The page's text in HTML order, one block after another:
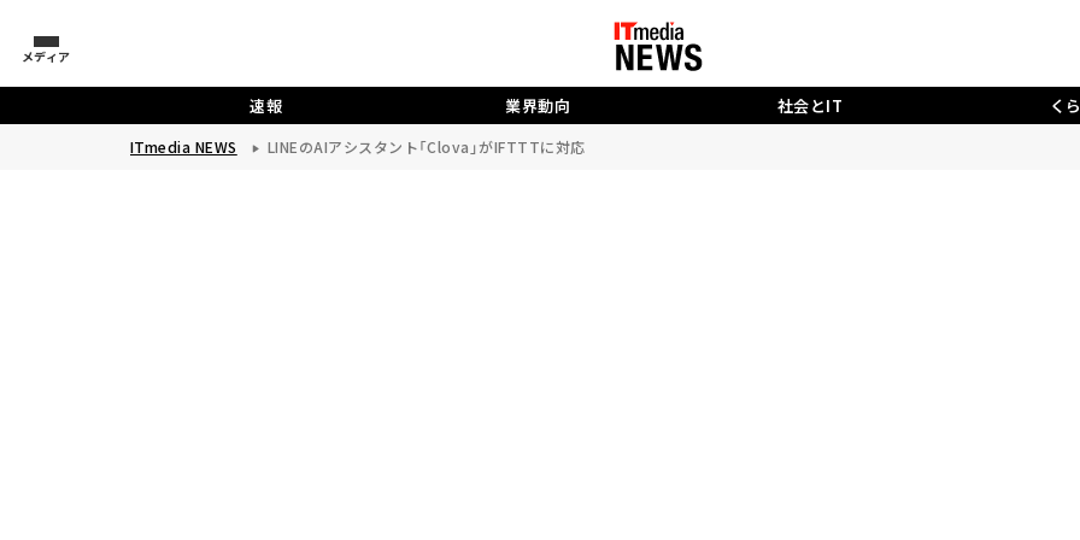
メディア
速報 業界動向 社会とIT く
ITmedia NEWS LINEのAIアシスタント「Clova」がIFTTTに対応